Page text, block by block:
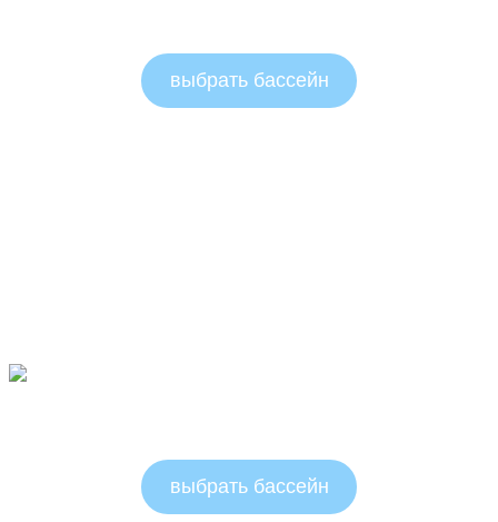
выбрать бассейн
выбрать бассейн